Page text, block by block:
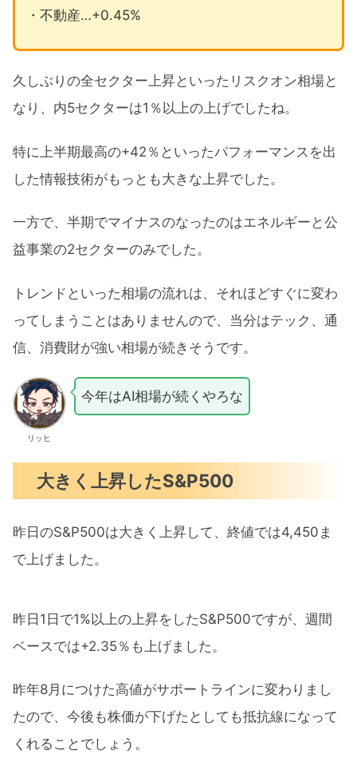
・不動産…+0.45%
久しぶりの全セクター上昇といったリスクオン相場と
なり、内5セクターは1％以上の上げでしたね。
特に上半期最高の+42％といったパフォーマンスを出
した情報技術がもっとも大きな上昇でした。
一方で、半期でマイナスのなったのはエネルギーと公
益事業の2セクターのみでした。
トレンドといった相場の流れは、それほどすぐに変わ
ってしまうことはありませんので、当分はテック、通
信、消費財が強い相場が続きそうです。
リッヒ
今年はAI相場が続くやろな
大きく上昇したS&P500
昨日のS&P500は大きく上昇して、終値では4,450ま
で上げました。
昨日1日で1%以上の上昇をしたS&P500ですが、週間
ベースでは+2.35％も上げました。
昨年8月につけた高値がサポートラインに変わりまし
たので、今後も株価が下げたとしても抵抗線になって
くれることでしょう。